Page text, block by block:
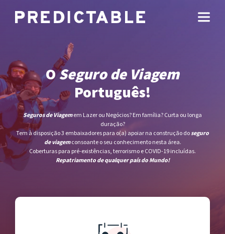
OSeguro de Viagem
Português!
Seguros de Viagemem Lazer ou Negócios? Em família? Curta ou longa
duração?
Tem à disposição 3 embaixadores para o(a) apoiar na construção doseguro
de viagemconsoante o seu conhecimento nesta área.
Coberturas para pré-existências, terrorismo e COVID-19 incluídas.
Repatriamento de qualquer país do Mundo!